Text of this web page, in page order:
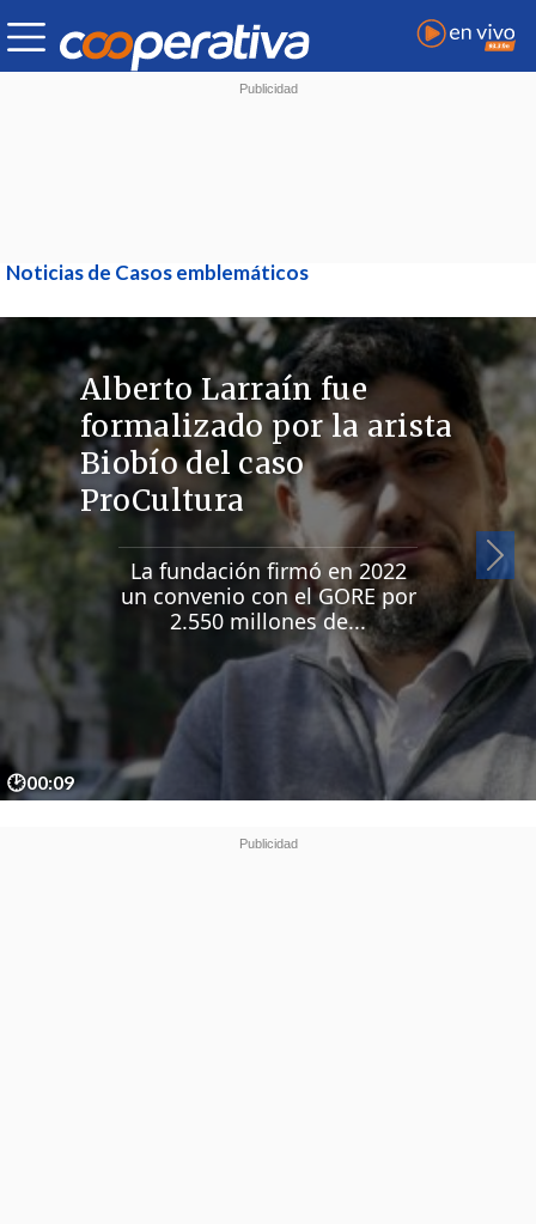
Noticias de Casos emblemáticos
Alberto Larraín fue
formalizado por la arista
Biobío del caso
ProCultura
La fundación firmó en 2022
un convenio con el GORE por
2.550 millones de...
🕑00:09